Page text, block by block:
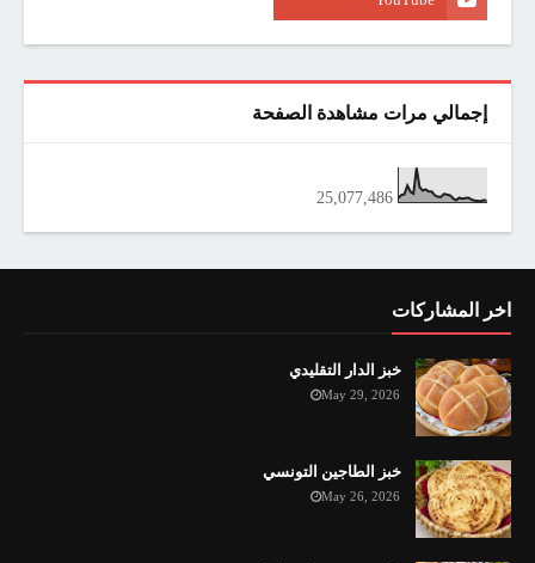
إجمالي مرات مشاهدة الصفحة
25,077,486
اخر المشاركات
خبز الدار التقليدي
May 29, 2026
خبز الطاجين التونسي
May 26, 2026